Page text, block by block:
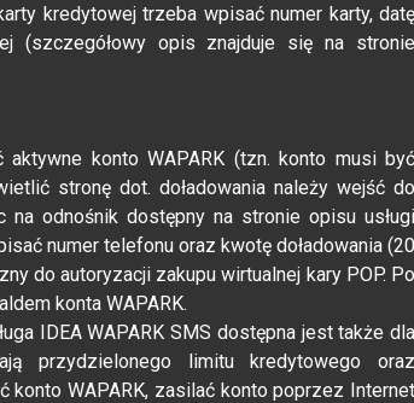
kredytowej trzeba wpisać numer karty, datę
(szczegółowy opis znajduje się na stronie
aktywne konto WAPARK (tzn. konto musi być
stronę dot. doładowania należy wejść
odnośnik dostępny na stronie opisu usługi
numer telefonu oraz kwotę doładowania (20
do autoryzacji zakupu wirtualnej kary POP. Po
konta WAPARK.
IDEA WAPARK SMS dostępna jest także dla
przydzielonego limitu kredytowego oraz
konto WAPARK, zasilać konto poprzez Internet